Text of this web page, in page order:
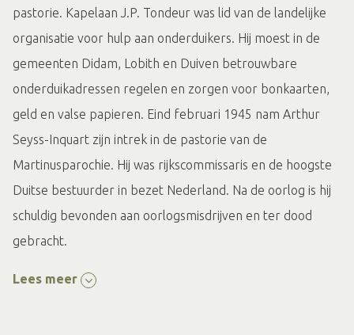
pastorie. Kapelaan J.P. Tondeur was lid van de landelijke
organisatie voor hulp aan onderduikers. Hij moest in de
gemeenten Didam, Lobith en Duiven betrouwbare
onderduikadressen regelen en zorgen voor bonkaarten,
geld en valse papieren. Eind februari 1945 nam Arthur
Seyss-Inquart zijn intrek in de pastorie van de
Martinusparochie. Hij was rijkscommissaris en de hoogste
Duitse bestuurder in bezet Nederland. Na de oorlog is hij
schuldig bevonden aan oorlogsmisdrijven en ter dood
gebracht.
Lees meer